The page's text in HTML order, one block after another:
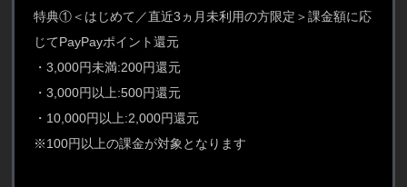
特典①＜はじめて／直近3ヵ月未利用の方限定＞課金額に応
じてPayPayポイント還元
・3,000円未満:200円還元
・3,000円以上:500円還元
・10,000円以上:2,000円還元
※100円以上の課金が対象となります